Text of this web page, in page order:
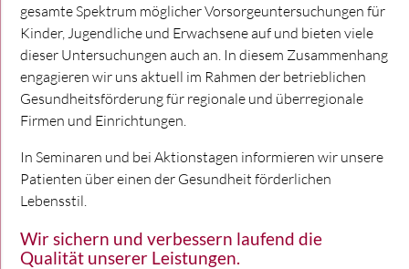
gesamte Spektrum möglicher Vorsorgeuntersuchungen für
Kinder, Jugendliche und Erwachsene auf und bieten viele
dieser Untersuchungen auch an. In diesem Zusammenhang
engagieren wir uns aktuell im Rahmen der betrieblichen
Gesundheitsförderung für regionale und überregionale
Firmen und Einrichtungen.
In Seminaren und bei Aktionstagen informieren wir unsere
Patienten über einen der Gesundheit förderlichen
Lebensstil.
Wir sichern und verbessern laufend die
Qualität unserer Leistungen.